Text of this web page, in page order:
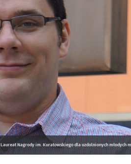
Laureat Nagrody im. Kuratowskiego dla uzdolnionych